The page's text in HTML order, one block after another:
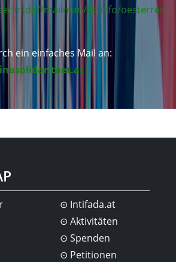
mailman/listinfo/oesterreic
ein einfaches Mail an:
Intifada.at
Aktivitäten
Spenden
Petitionen